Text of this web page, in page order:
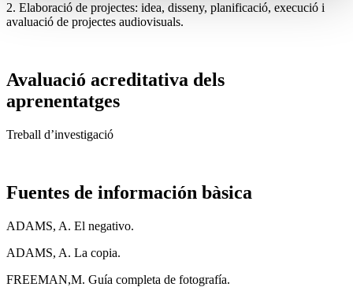
2. Elaboració de projectes: idea, disseny, planificació, execució i
avaluació de projectes audiovisuals.
Avaluació acreditativa dels
aprenentatges
Treball d’investigació
Fuentes de información bàsica
ADAMS, A. El negativo.
ADAMS, A. La copia.
FREEMAN,M. Guía completa de fotografía.